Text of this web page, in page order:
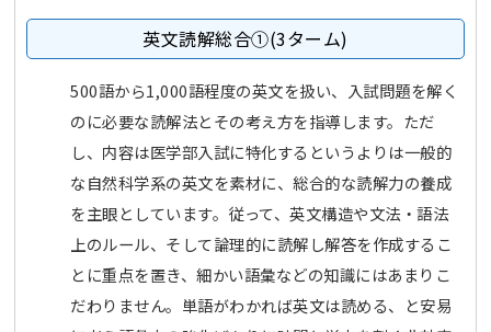
英文読解総合①(3ターム)
500語から1,000語程度の英文を扱い、入試問題を解く
のに必要な読解法とその考え方を指導します。ただ
し、内容は医学部入試に特化するというよりは一般的
な自然科学系の英文を素材に、総合的な読解力の養成
を主眼としています。従って、英文構造や文法・語法
上のルール、そして論理的に読解し解答を作成するこ
とに重点を置き、細かい語彙などの知識にはあまりこ
だわりません。単語がわかれば英文は読める、と安易